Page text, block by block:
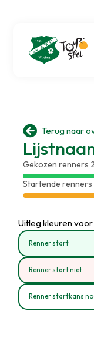
 Terug naar
Gekozen renners
Startende renners
Uitleg kleuren
Renner start
Renner start niet
Renner startkans